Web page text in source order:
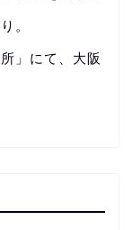
。
」にて、大阪